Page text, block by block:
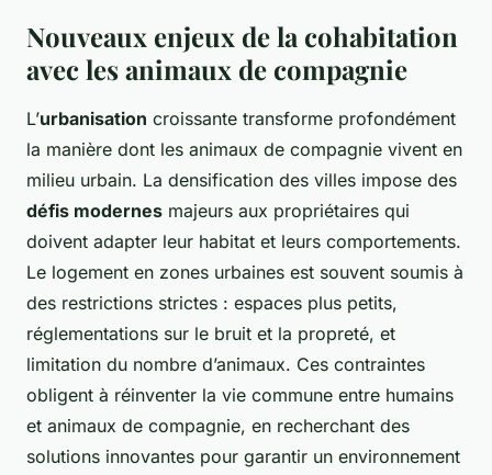
Nouveaux enjeux de la cohabitation
avec les animaux de compagnie
L’urbanisation croissante transforme profondément
la manière dont les animaux de compagnie vivent en
milieu urbain. La densification des villes impose des
défis modernes majeurs aux propriétaires qui
doivent adapter leur habitat et leurs comportements.
Le logement en zones urbaines est souvent soumis à
des restrictions strictes : espaces plus petits,
réglementations sur le bruit et la propreté, et
limitation du nombre d’animaux. Ces contraintes
obligent à réinventer la vie commune entre humains
et animaux de compagnie, en recherchant des
solutions innovantes pour garantir un environnement